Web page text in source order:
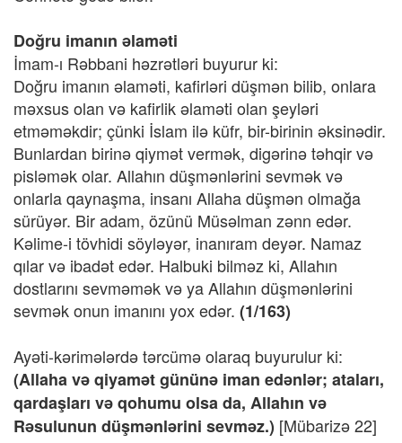
Doğru imanın əlaməti
İmam-ı Rəbbani həzrətləri buyurur ki:
Doğru imanın əlaməti, kafirləri düşmən bilib, onlara
məxsus olan və kafirlik əlaməti olan şeyləri
etməməkdir; çünki İslam ilə küfr, bir-birinin əksinədir.
Bunlardan birinə qiymət vermək, digərinə təhqir və
pisləmək olar. Allahın düşmənlərini sevmək və
onlarla qaynaşma, insanı Allaha düşmən olmağa
sürüyər. Bir adam, özünü Müsəlman zənn edər.
Kəlime-i tövhidi söyləyər, inanıram deyər. Namaz
qılar və ibadət edər. Halbuki bilməz ki, Allahın
dostlarını sevməmək və ya Allahın düşmənlərini
sevmək onun imanını yox edər. (1/163)
Ayəti-kərimələrdə tərcümə olaraq buyurulur ki:
(Allaha və qiyamət gününə iman edənlər; ataları,
qardaşları və qohumu olsa da, Allahın və
Rəsulunun düşmənlərini sevməz.) [Mübarizə 22]